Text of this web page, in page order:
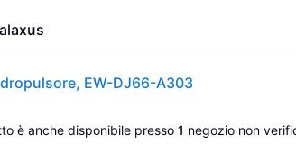
EW-DJ66-A303
è anche disponibile presso 1 negozio non